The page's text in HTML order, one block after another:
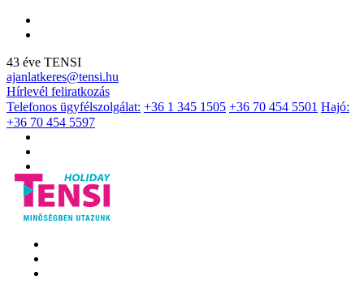
43 éve TENSI
ajanlatkeres@tensi.hu
Hírlevél feliratkozás
Telefonos ügyfélszolgálat: +36 1 345 1505 +36 70 454 5501 Hajó:
+36 70 454 5597